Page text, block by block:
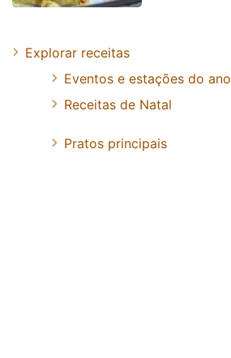
Explorar receitas
Eventos e estações do ano
Receitas de Natal
Pratos principais